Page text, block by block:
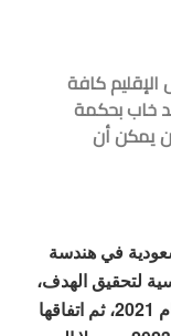
كافة
خاب بحكمة
يمكن أن
السعودية في هندسة
لتحقيق الهدف،
فكان إنهاؤها للخلاف البيني مع دولة قطر عام 2021، ثم اتفاقها